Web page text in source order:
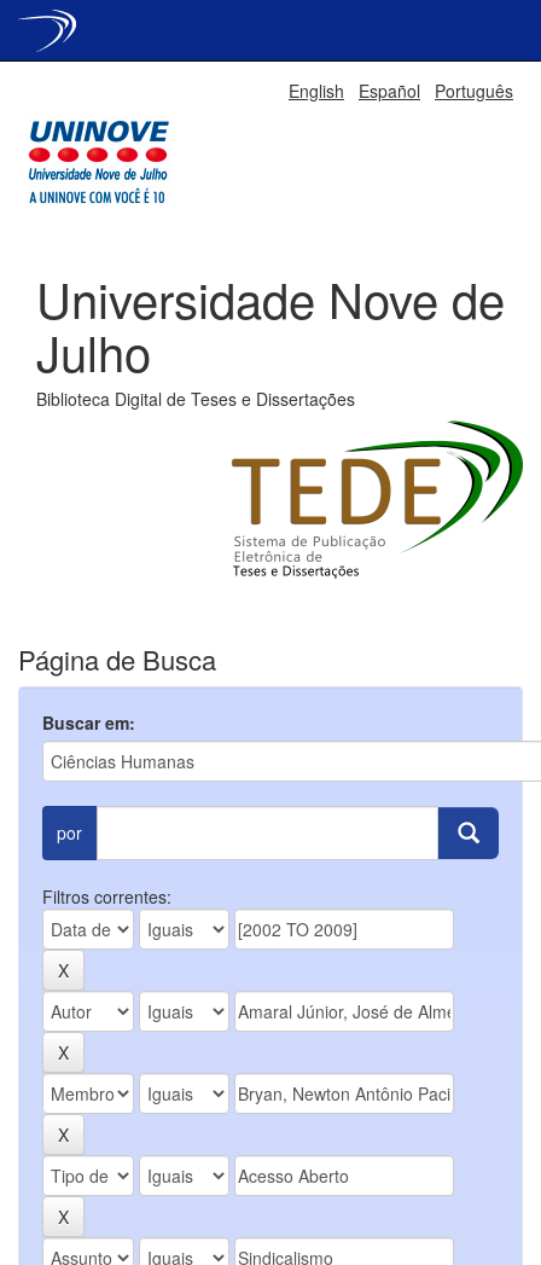
English Español Português
Universidade Nove de
Julho
Biblioteca Digital de Teses e Dissertações
Página de Busca
Buscar em:
por
Filtros correntes: